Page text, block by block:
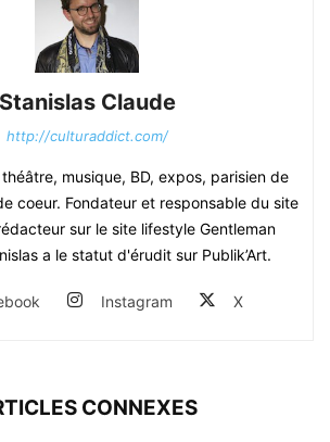
Stanislas Claude
http://culturaddict.com/
musique, BD, expos, parisien de
coeur. Fondateur et responsable du site
sur le site lifestyle Gentleman
a le statut d'érudit sur Publik’Art.
Instagram X
CONNEXES